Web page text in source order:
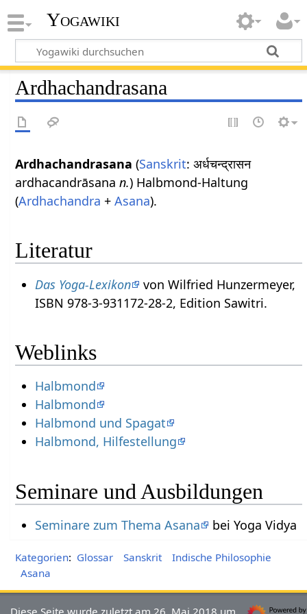
Yogawiki
Ardhachandrasana
Ardhachandrasana (Sanskrit: अर्धचन्द्रासन
ardhacandrāsanan.) Halbmond-Haltung
(Ardhachandra +Asana).
Literatur
Das Yoga-Lexikon
von Wilfried Hunzermeyer,
ISBN 978-3-931172-28-2, Edition Sawitri.
Weblinks
Halbmond
Halbmond
Halbmond und Spagat
Halbmond, Hilfestellung
Seminare und Ausbildungen
Seminare zum Thema Asana bei Yoga Vidya
Kategorien: Glossar Sanskrit
Indische Philosophie
Asana
Diese Seite wurde zuletzt am 26. Mai 2018 um